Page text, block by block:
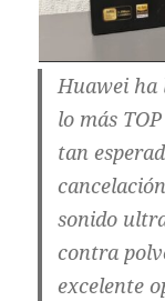
Huawei ha
lo más
tan
sonido
contra
excelente